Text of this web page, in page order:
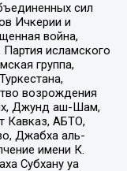
сил
Ичкерии и
война,
Партия исламского
группа,
возрождения
Джунд аш-Шам,
Кавказ, АБТО,
Джабха аль-
имени К.
Субхану уа